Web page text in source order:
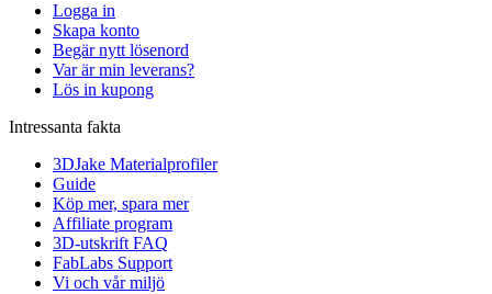
Logga in
Skapa konto
Begär nytt lösenord
Var är min leverans?
Lös in kupong
Intressanta fakta
3DJake Materialprofiler
Guide
Köp mer, spara mer
Affiliate program
3D-utskrift FAQ
FabLabs Support
Vi och vår miljö